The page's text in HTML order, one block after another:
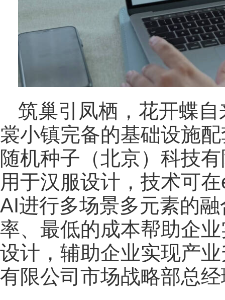
筑巢引凤栖，花开蝶
裳小镇完备的基础设施
随机种子（北京）科技
用于汉服设计，技术可
AI进行多场景多元素的
率、最低的成本帮助企
设计，辅助企业实现产
有限公司市场战略部总